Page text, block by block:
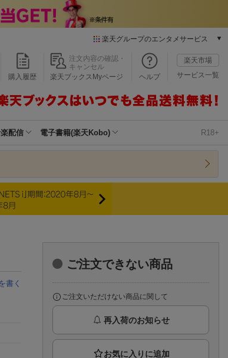
楽天グループのエンタメサービス
本/ゲーム/CD/DVD
楽天ブックス
楽天Kobo
楽天チケット
エンタメニュース
推し楽
購入履歴
注文内容の確認・
キャンセル
楽天ブックスMyページ
ヘルプ
楽天市場
サービス一覧
配信 電子書籍(楽天Kobo) R18+
書く
ご注文できない商品
ご注文いただけない商品に関して
再入荷のお知らせ